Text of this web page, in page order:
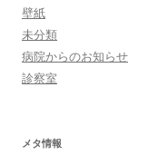
壁紙
未分類
病院からのお知らせ
診察室
メタ情報